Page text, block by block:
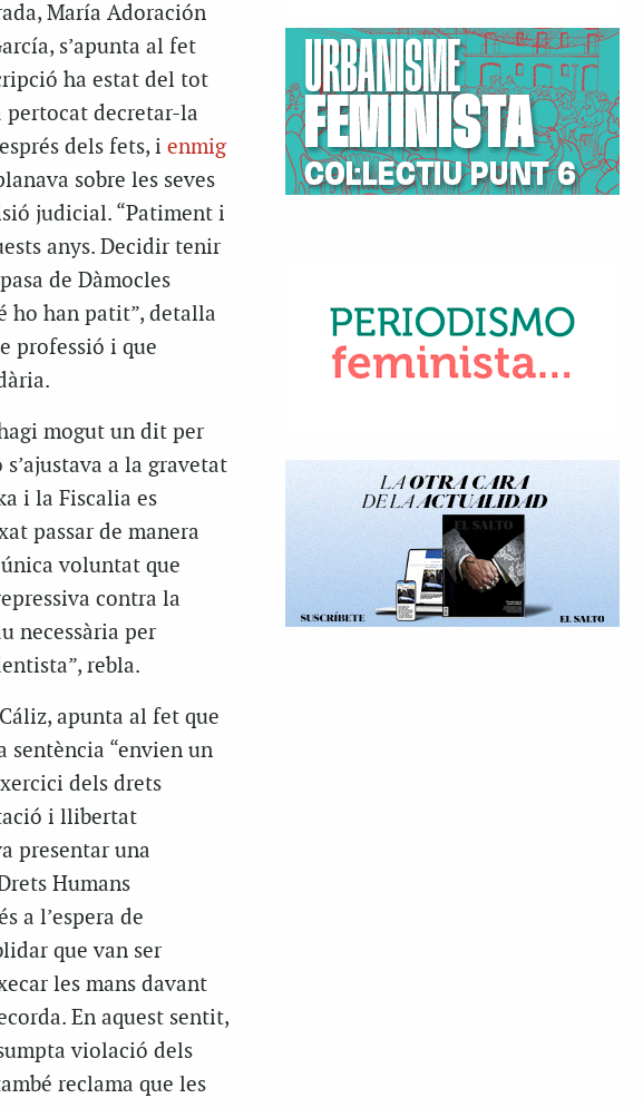
María Adoración
s’apunta al fet
ha estat del tot
pertocat decretar-la
dels fets, i enmig
sobre les seves
judicial. “Patiment i
anys. Decidir tenir
de Dàmocles
ho han patit”, detalla
professió i que
mogut un dit per
a la gravetat
i la Fiscalia es
passar de manera
voluntat que
contra la
necessària per
rebla.
apunta al fet que
sentència “envien un
dels drets
i llibertat
presentar una
Humans
a l’espera de
que van ser
les mans davant
En aquest sentit,
violació dels
reclama que les